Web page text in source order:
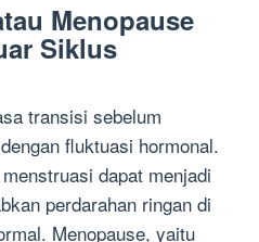
Menopause
Siklus
transisi sebelum
fluktuasi hormonal.
dapat menjadi
perdarahan ringan di
Menopause, yaitu